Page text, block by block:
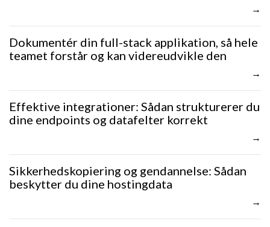
Dokumentér din full-stack applikation, så hele
teamet forstår og kan videreudvikle den
Effektive integrationer: Sådan strukturerer du
dine endpoints og datafelter korrekt
Sikkerhedskopiering og gendannelse: Sådan
beskytter du dine hostingdata